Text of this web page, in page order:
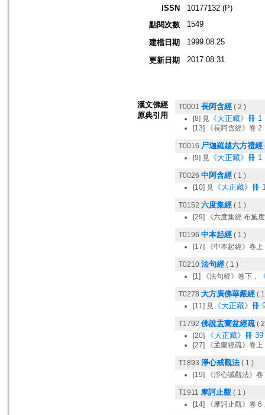
ISSN
10177132 (P)
點閱次數
1549
建檔日期 1999.08.25
更新日期 2017.08.31
漢文佛經
原典引用
T0001 長阿含經 ( 2 )
[8] 見 《大正藏》冊
[13] 《長阿含經》卷 2
T0016 尸迦羅越六方禮經
[9] 見 《大正藏》冊
T0026 中阿含經 ( 1 )
[10] 見 《大正藏》冊
T0152 六度集經 ( 1 )
[29] 《六度集經.布施
T0196 中本起經 ( 1 )
[17] 《中本起經》卷上
T0210 法句經 ( 1 )
[1] 《法句經》卷下，
T0278 大方廣佛華嚴經 (
[11] 見 《大正藏》冊
T1792 佛說盂蘭盆經疏(
[20]
《大正藏》冊
[27] 《孟蘭經疏》卷上
T1893 淨心戒觀法( 1 )
[19] 《淨心誡觀法》卷
T1911 摩訶止觀 ( 1 )
[14] 《摩訶止觀》卷 6